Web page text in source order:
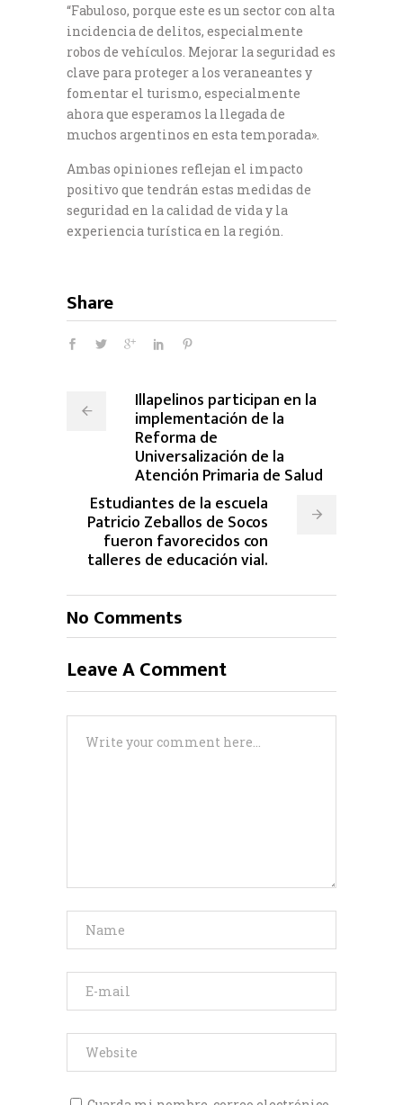
“Fabuloso, porque este es un sector con alta
incidencia de delitos, especialmente
robos de vehículos. Mejorar la seguridad es
clave para proteger a los veraneantes y
fomentar el turismo, especialmente
ahora que esperamos la llegada de
muchos argentinos en esta temporada».
Ambas opiniones reflejan el impacto
positivo que tendrán estas medidas de
seguridad en la calidad de vida y la
experiencia turística en la región.
Share
Illapelinos participan en la
implementación de la
Reforma de
Universalización de la
Atención Primaria de Salud
Estudiantes de la escuela
Patricio Zeballos de Socos
fueron favorecidos con
talleres de educación vial.
No Comments
Leave A Comment